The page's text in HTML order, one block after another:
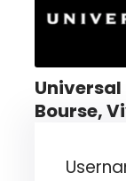
Universal
Bourse,